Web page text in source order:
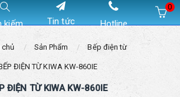
kiếm Tin tức Hotline
0
chủ Sản Phẩm Bếp điện từ
ĐIỆN TỪ KIWA KW-860IE
ĐIỆN TỪ KIWA KW-860IE